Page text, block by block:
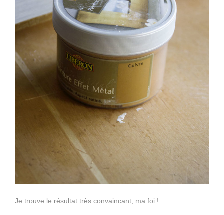
Je trouve le résultat très convaincant, ma foi !